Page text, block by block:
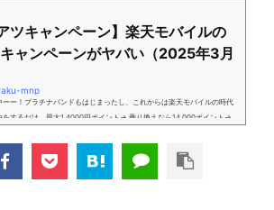
アツキャンペーン】楽天モバイルの
ャンペーンがヤバい（2025年3月
mnp
ー！プラチナバンドもはじまったし、これからは楽天モバイルの時代
をするだけ。最大1,4000円ポイント→ 乗り換えなら14,000ポイント→
キャンペーンを発動してきました。■キャンペーン概要三木谷社長の特